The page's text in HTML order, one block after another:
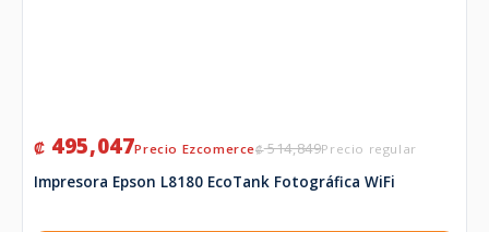
₡514,849
₡ 495,047
Impresora Epson L8180 EcoTank Fotográfica WiFi